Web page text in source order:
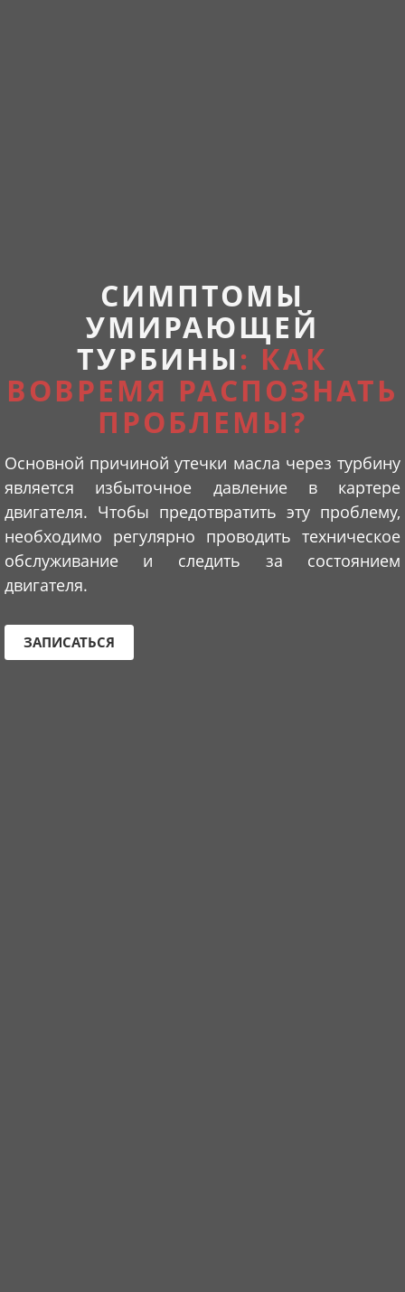
СИМПТОМЫ
УМИРАЮЩЕЙ
ТУРБИНЫ: КАК
ВОВРЕМЯ РАСПОЗНАТЬ
ПРОБЛЕМЫ?
Основной причиной утечки масла через турбину
является избыточное давление в картере
двигателя. Чтобы предотвратить эту проблему,
необходимо регулярно проводить техническое
обслуживание и следить за состоянием
двигателя.
ЗАПИСАТЬСЯ